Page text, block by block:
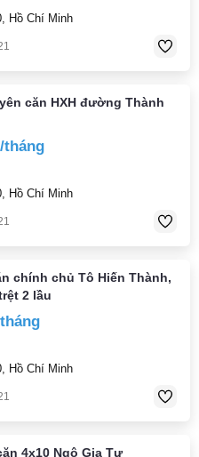
Hồ Chí Minh
căn HXH đường Thành
tháng
Hồ Chí Minh
chính chủ Tô Hiến Thành,
2 lầu
Hồ Chí Minh
4x10 Ngô Gia Tự